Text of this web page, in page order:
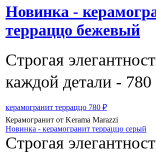
Новинка -
терраццо бежевый
Строгая
каждой детали -
керамогранит терраццо 780 ₽
Керамогранит от Kerama Marazzi
Новинка - керамогранит терраццо серый
Строгая